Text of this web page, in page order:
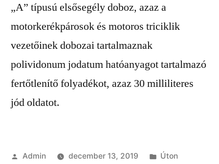
„A” típusú elsősegély doboz, azaz a
motorkerékpárosok és motoros triciklik
vezetőinek dobozai tartalmaznak
polividonum jodatum hatóanyagot tartalmazó
fertőtlenítő folyadékot, azaz 30 milliliteres
jód oldatot.
Szerző:
Admin december 13, 2019 Kategória:
Úton